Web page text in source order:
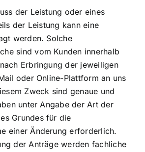
der Leistung oder eines
der Leistung kann eine
werden. Solche
sind vom Kunden innerhalb
Erbringung der jeweiligen
oder Online-Plattform an uns
Zweck sind genaue und
unter Angabe der Art der
Grundes für die
einer Änderung erforderlich.
der Anträge werden fachliche